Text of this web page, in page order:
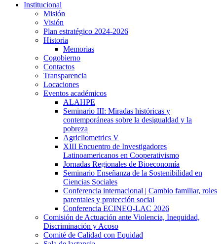
Institucional
Misión
Visión
Plan estratégico 2024-2026
Historia
Memorias
Cogobierno
Contactos
Transparencia
Locaciones
Eventos académicos
ALAHPE
Seminario III: Miradas históricas y
contemporáneas sobre la desigualdad y la
pobreza
Agricliometrics V
XIII Encuentro de Investigadores
Latinoamericanos en Cooperativismo
Jornadas Regionales de Bioeconomía
Seminario Enseñanza de la Sostenibilidad en
Ciencias Sociales
Conferencia internacional | Cambio familiar, roles
parentales y protección social
Conferencia ECINEQ-LAC 2026
Comisión de Actuación ante Violencia, Inequidad,
Discriminación y Acoso
Comité de Calidad con Equidad